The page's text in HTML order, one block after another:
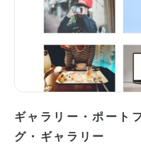
ギャラリー・ポート
グ・ギャラリー